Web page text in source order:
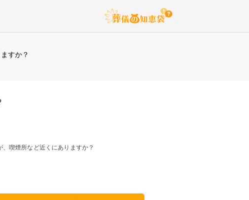
すか？
喫煙所など近くにありますか？